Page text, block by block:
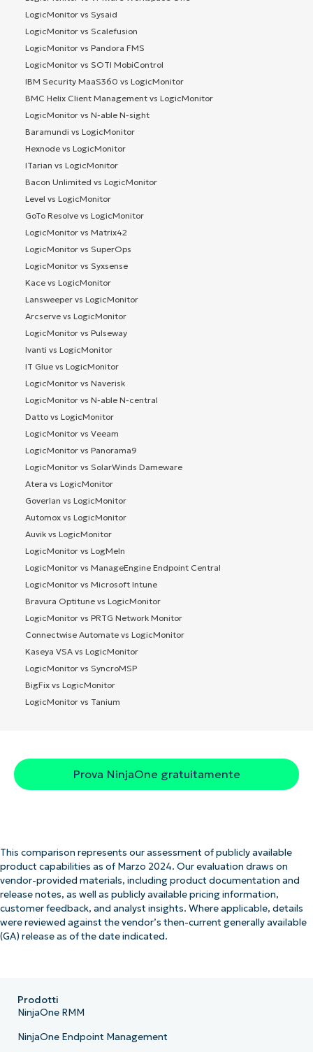
LogicMonitor vs Sysaid
LogicMonitor vs Scalefusion
LogicMonitor vs Pandora FMS
LogicMonitor vs SOTI MobiControl
IBM Security MaaS360 vs LogicMonitor
BMC Helix Client Management vs LogicMonitor
LogicMonitor vs N-able N-sight
Baramundi vs LogicMonitor
Hexnode vs LogicMonitor
ITarian vs LogicMonitor
Bacon Unlimited vs LogicMonitor
Level vs LogicMonitor
GoTo Resolve vs LogicMonitor
LogicMonitor vs Matrix42
LogicMonitor vs SuperOps
LogicMonitor vs Syxsense
Kace vs LogicMonitor
Lansweeper vs LogicMonitor
Arcserve vs LogicMonitor
LogicMonitor vs Pulseway
Ivanti vs LogicMonitor
IT Glue vs LogicMonitor
LogicMonitor vs Naverisk
LogicMonitor vs N-able N-central
Datto vs LogicMonitor
LogicMonitor vs Veeam
LogicMonitor vs Panorama9
LogicMonitor vs SolarWinds Dameware
Atera vs LogicMonitor
Goverlan vs LogicMonitor
Automox vs LogicMonitor
Auvik vs LogicMonitor
LogicMonitor vs LogMeIn
LogicMonitor vs ManageEngine Endpoint Central
LogicMonitor vs Microsoft Intune
Bravura Optitune vs LogicMonitor
LogicMonitor vs PRTG Network Monitor
Connectwise Automate vs LogicMonitor
Kaseya VSA vs LogicMonitor
LogicMonitor vs SyncroMSP
BigFix vs LogicMonitor
LogicMonitor vs Tanium
Prova NinjaOne gratuitamente
This comparison represents our assessment of publicly available
product capabilities as of Marzo 2024. Our evaluation draws on
vendor-provided materials, including product documentation and
release notes, as well as publicly available pricing information,
customer feedback, and analyst insights. Where applicable, details
were reviewed against the vendor’s then-current generally available
(GA) release as of the date indicated.
Prodotti
NinjaOne RMM
NinjaOne Endpoint Management